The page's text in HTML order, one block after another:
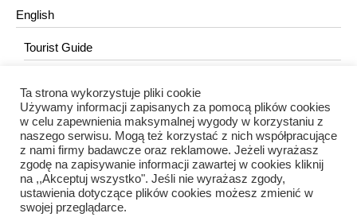
English
Tourist Guide
KONTAKT
redakcja@portalkujawski.pl
Redakcja
Ta strona wykorzystuje pliki cookie
Używamy informacji zapisanych za pomocą plików cookies
w celu zapewnienia maksymalnej wygody w korzystaniu z
naszego serwisu. Mogą też korzystać z nich współpracujące
z nami firmy badawcze oraz reklamowe. Jeżeli wyrażasz
zgodę na zapisywanie informacji zawartej w cookies kliknij
na ,,Akceptuj wszystko". Jeśli nie wyrażasz zgody,
ustawienia dotyczące plików cookies możesz zmienić w
swojej przeglądarce.